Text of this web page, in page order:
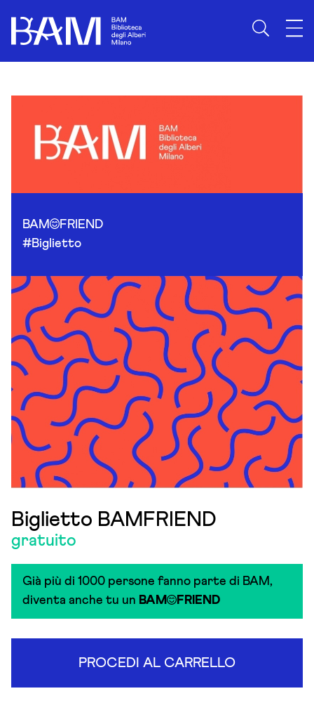
BAM
FRIEND
#Biglietto
Biglietto BAMFRIEND
gratuito
Già più di 1000 persone fanno parte di BAM,
diventa anche tu un BAM FRIEND
PROCEDI AL CARRELLO